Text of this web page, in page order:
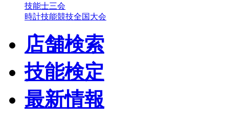
技能士三会
時計技能競技全国大会
店舗検索
技能検定
最新情報